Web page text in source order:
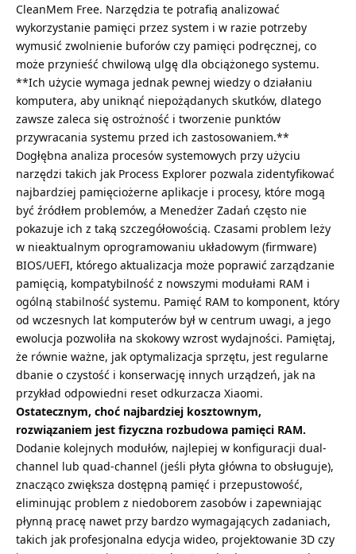
CleanMem Free. Narzędzia te potrafią analizować
wykorzystanie pamięci przez system i w razie potrzeby
wymusić zwolnienie buforów czy pamięci podręcznej, co
może przynieść chwilową ulgę dla obciążonego systemu.
**Ich użycie wymaga jednak pewnej wiedzy o działaniu
komputera, aby uniknąć niepożądanych skutków, dlatego
zawsze zaleca się ostrożność i tworzenie punktów
przywracania systemu przed ich zastosowaniem.**
Dogłębna analiza procesów systemowych przy użyciu
narzędzi takich jak Process Explorer pozwala zidentyfikować
najbardziej pamięciożerne aplikacje i procesy, które mogą
być źródłem problemów, a Menedżer Zadań często nie
pokazuje ich z taką szczegółowością. Czasami problem leży
w nieaktualnym oprogramowaniu układowym (firmware)
BIOS/UEFI, którego aktualizacja może poprawić zarządzanie
pamięcią, kompatybilność z nowszymi modułami RAM i
ogólną stabilność systemu. Pamięć RAM to komponent, który
od wczesnych lat komputerów był w centrum uwagi, a jego
ewolucja pozwoliła na skokowy wzrost wydajności. Pamiętaj,
że równie ważne, jak optymalizacja sprzętu, jest regularne
dbanie o czystość i konserwację innych urządzeń, jak na
przykład odpowiedni reset odkurzacza Xiaomi.
Ostatecznym, choć najbardziej kosztownym,
rozwiązaniem jest fizyczna rozbudowa pamięci RAM.
Dodanie kolejnych modułów, najlepiej w konfiguracji dual-
channel lub quad-channel (jeśli płyta główna to obsługuje),
znacząco zwiększa dostępną pamięć i przepustowość,
eliminując problem z niedoborem zasobów i zapewniając
płynną pracę nawet przy bardzo wymagających zadaniach,
takich jak profesjonalna edycja wideo, projektowanie 3D czy